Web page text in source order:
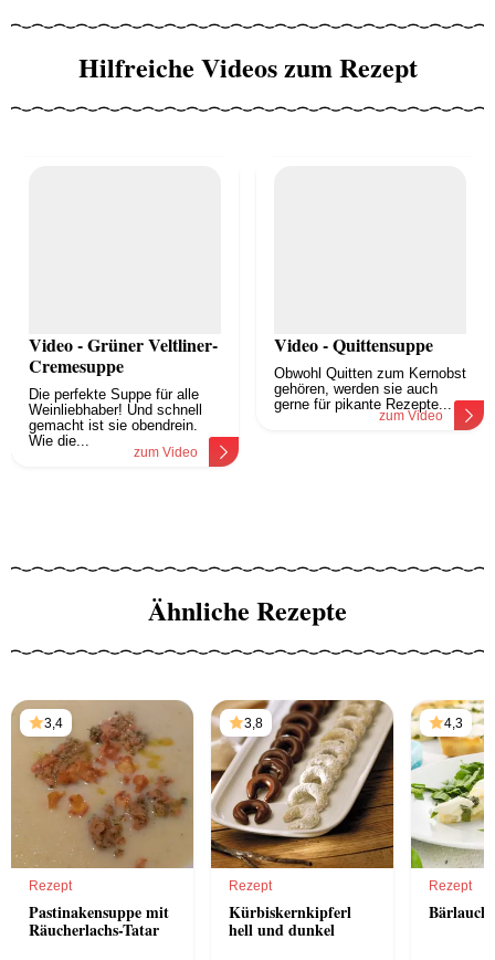
Hilfreiche Videos zum Rezept
Video - Grüner Veltliner-
Cremesuppe
Die perfekte Suppe für alle
Weinliebhaber! Und schnell
gemacht ist sie obendrein.
Wie die...
zum Video
Video - Quittensuppe
Obwohl Quitten zum Kernobst
gehören, werden sie auch
gerne für pikante Rezepte...
zum Video
Ähnliche Rezepte
3,4
Rezept
Pastinakensuppe mit
Räucherlachs-Tatar
3,8
Rezept
Kürbiskernkipferl
hell und dunkel
4,3
Rezept